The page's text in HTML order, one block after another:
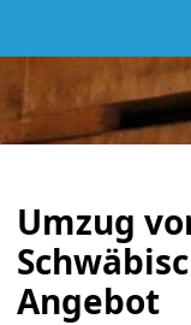
Umzug
Angebot